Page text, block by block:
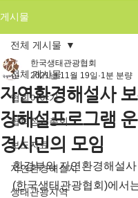
게시물
전체 게시물
협회이야기
협회정기총회
보도자료
자연환경해설사
생태관광지역
전체 게시물
자연환경해설사
장해설프로그램
경시민의 모임
한국생태관광협회
2021년 11월 19일 1분 분량
환경부와 자연환경해설
(한국생태관광협회)에서